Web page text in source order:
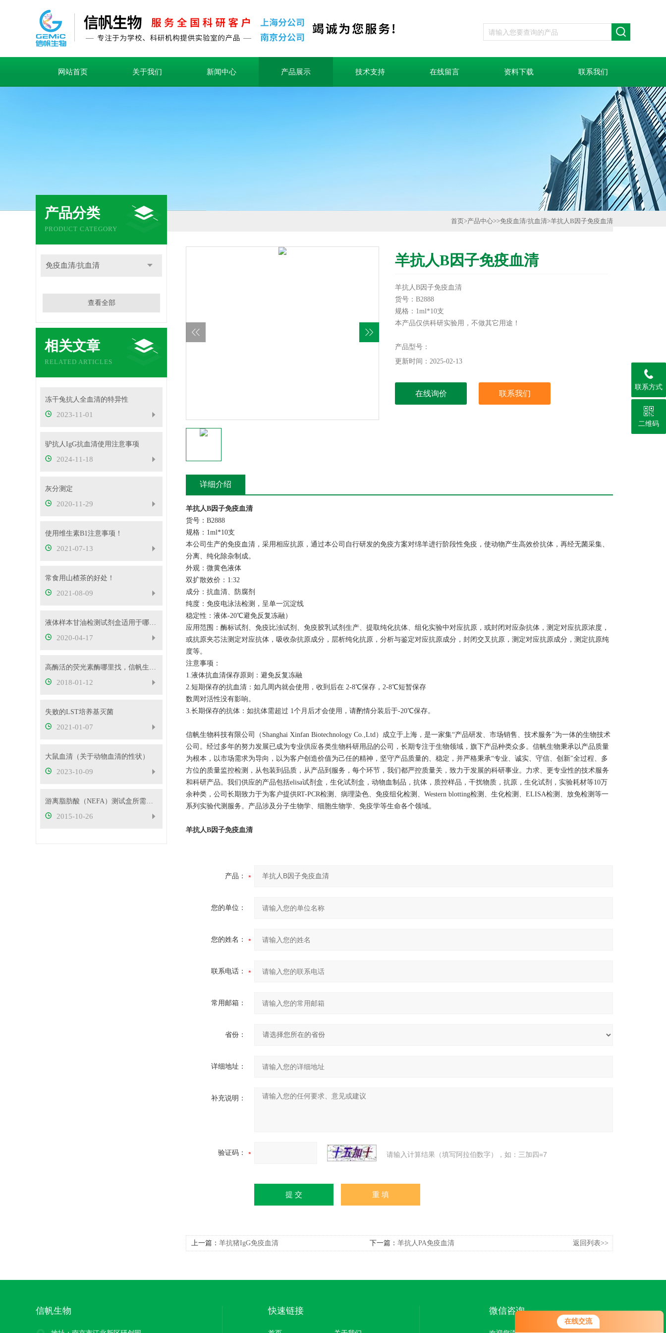
在线交流
网站首页 关于我们 新闻中心 产品展示 技术支持 在线留言 资料下载 联系我们
产品分类
PRODUCT CATEGORY
免疫血清/抗血清
查看全部
相关文章
RELATED ARTICLES
冻干兔抗人全血清的特异性
2023-11-01
驴抗人IgG抗血清使用注意事项
2024-11-18
灰分测定
2020-11-29
使用维生素B1注意事项！
2021-07-13
常食用山楂茶的好处！
2021-08-09
液体样本甘油检测试剂盒适用于哪些样本？
2020-04-17
高酶活的荧光素酶哪里找，信帆生物为您提供
2018-01-12
失败的LST培养基灭菌
2021-01-07
大鼠血清（关于动物血清的性状）
2023-10-09
游离脂肪酸（NEFA）测试盒所需的实验仪器以及操作原理
2015-10-26
首页>产品中心>>免疫血清/抗血清>羊抗人B因子免疫血清
羊抗人B因子免疫血清
羊抗人B因子免疫血清
货号：B2888
规格：1ml*10支
本产品仅供科研实验用，不做其它用途！
产品型号：
更新时间：2025-02-13
在线询价 联系我们
详细介绍
羊抗人B因子免疫血清
货号：B2888
规格：1ml*10支
本公司生产的免疫血清，采用相应抗原，通过本公司自行研发的免疫方案对绵羊进行阶段性免疫，使动物产生高效价抗体，再经无菌采集、
分离、纯化除杂制成。
外观：微黄色液体
双扩散效价：1:32
成分：抗血清、防腐剂
纯度：免疫电泳法检测，呈单一沉淀线
稳定性：液体-20℃避免反复冻融）
应用范围：酶标试剂、免疫比浊试剂、免疫胶乳试剂生产、提取纯化抗体、组化实验中对应抗原，或封闭对应杂抗体，测定对应抗原浓度，
或抗原夹芯法测定对应抗体，吸收杂抗原成分，层析纯化抗原，分析与鉴定对应抗原成分，封闭交叉抗原，测定对应抗原成分，测定抗原纯
度等。
注意事项：
1.液体抗血清保存原则：避免反复冻融
2.短期保存的抗血清：如几周内就会使用，收到后在 2-8℃保存，2-8℃短暂保存
数周对活性没有影响。
3.长期保存的抗体：如抗体需超过 1个月后才会使用，请酌情分装后于-20℃保存。
信帆生物科技有限公司（Shanghai Xinfan Biotechnology Co.,Ltd）成立于上海，是一家集“产品研发、市场销售、技术服务"为一体的生物技术
公司。经过多年的努力发展已成为专业供应各类生物科研用品的公司，长期专注于生物领域，旗下产品种类众多。信帆生物秉承以产品质量
为根本，以市场需求为导向，以为客户创造价值为己任的精神，坚守产品质量的、稳定，并严格秉承“专业、诚实、守信、创新"全过程、多
方位的质量监控检测，从包装到品质，从产品到服务，每个环节，我们都严控质量关，致力于发展的科研事业。力求、更专业性的技术服务
和科研产品。我们供应的产品包括elisa试剂盒，生化试剂盒，动物血制品，抗体，质控样品，干扰物质，抗原，生化试剂，实验耗材等10万
余种类，公司长期致力于为客户提供RT-PCR检测、病理染色、免疫组化检测、Western blotting检测、生化检测、ELISA检测、放免检测等一
系列实验代测服务。产品涉及分子生物学、细胞生物学、免疫学等生命各个领域。
羊抗人B因子免疫血清
产品：
您的单位：
您的姓名：
联系电话：
常用邮箱：
省份：
详细地址：
补充说明：
验证码： 请输入计算结果（填写阿拉伯数字），如：三加四=7
上一篇： 羊抗猪IgG免疫血清 下一篇： 羊抗人PA免疫血清 返回列表>>
信帆生物 快速链接 微信咨询
联系方式
二维码